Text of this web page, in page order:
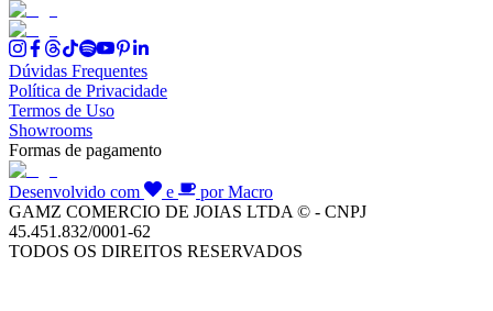
Dúvidas Frequentes
Política de Privacidade
Termos de Uso
Showrooms
Formas de pagamento
Desenvolvido com e
por Macro
GAMZ COMERCIO DE JOIAS LTDA © - CNPJ
45.451.832/0001-62
TODOS OS DIREITOS RESERVADOS